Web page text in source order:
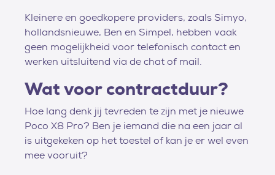
Kleinere en goedkopere providers, zoals Simyo,
hollandsnieuwe, Ben en Simpel, hebben vaak
geen mogelijkheid voor telefonisch contact en
werken uitsluitend via de chat of mail.
Wat voor contractduur?
Hoe lang denk jij tevreden te zijn met je nieuwe
Poco X8 Pro? Ben je iemand die na een jaar al
is uitgekeken op het toestel of kan je er wel even
mee vooruit?